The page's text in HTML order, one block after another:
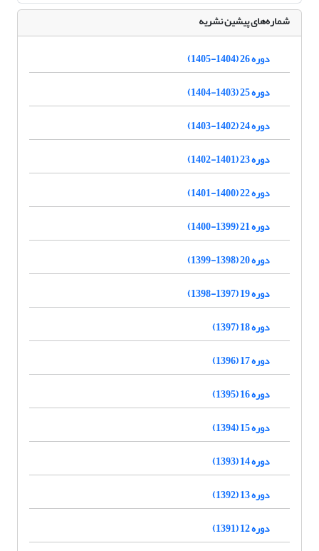
شماره‌های پیشین نشریه
دوره 26 (1404-1405)
دوره 25 (1403-1404)
دوره 24 (1402-1403)
دوره 23 (1401-1402)
دوره 22 (1400-1401)
دوره 21 (1399-1400)
دوره 20 (1398-1399)
دوره 19 (1397-1398)
دوره 18 (1397)
دوره 17 (1396)
دوره 16 (1395)
دوره 15 (1394)
دوره 14 (1393)
دوره 13 (1392)
دوره 12 (1391)